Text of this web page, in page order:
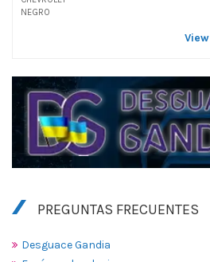
NEGRO
View
PREGUNTAS FRECUENTES
Desguace Gandia